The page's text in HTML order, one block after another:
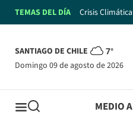
TEMAS DEL DÍA Crisis Climática
SANTIAGO DE CHILE 7°
domingo 09 de agosto de 2026
MEDIO